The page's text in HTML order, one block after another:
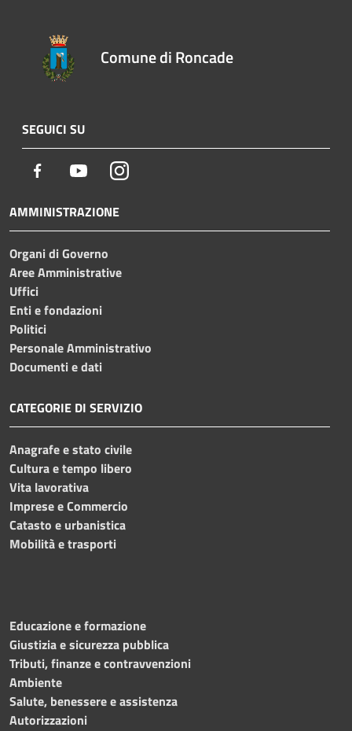
Comune di Roncade
SEGUICI SU
Facebook YoutubeInstagram
AMMINISTRAZIONE
Organi di Governo
Aree Amministrative
Uffici
Enti e fondazioni
Politici
Personale Amministrativo
Documenti e dati
CATEGORIE DI SERVIZIO
Anagrafe e stato civile
Cultura e tempo libero
Vita lavorativa
Imprese e Commercio
Catasto e urbanistica
Mobilità e trasporti
Educazione e formazione
Giustizia e sicurezza pubblica
Tributi, finanze e contravvenzioni
Ambiente
Salute, benessere e assistenza
Autorizzazioni